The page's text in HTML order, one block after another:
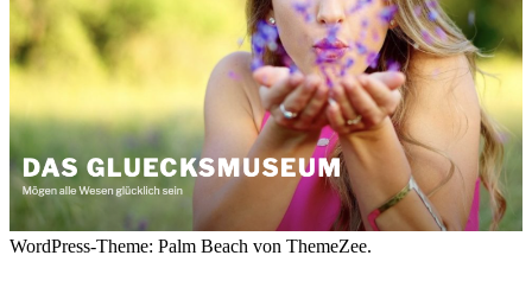
WordPress-Theme: Palm Beach von ThemeZee.